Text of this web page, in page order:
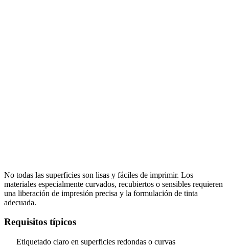
No todas las superficies son lisas y fáciles de imprimir. Los
materiales especialmente curvados, recubiertos o sensibles requieren
una liberación de impresión precisa y la formulación de tinta
adecuada.
Requisitos típicos
Etiquetado claro en superficies redondas o curvas